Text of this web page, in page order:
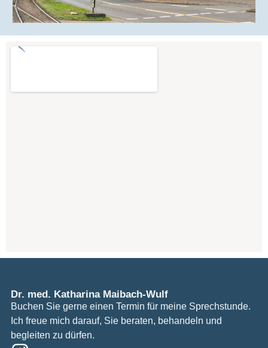
Dr. med. Katharina Maibach-Wulf
Buchen Sie gerne einen Termin für meine Sprechstunde.
Ich freue mich darauf, Sie beraten, behandeln und
begleiten zu dürfen.